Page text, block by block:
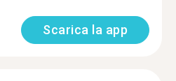
Scarica la app